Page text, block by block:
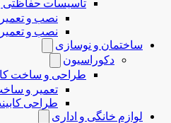
تاسیسات حفاظتی
نصب و تعمیر
نصب و تعمیر
ساختمان و نوسازی
دکوراسیون
طراحی و ساخت
تعمیر و
طراحی
لوازم خانگی و اداری